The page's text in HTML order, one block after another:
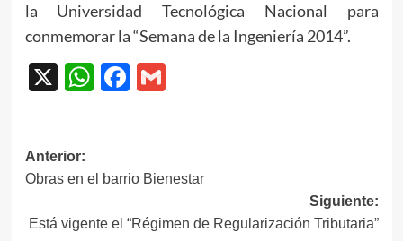
la Universidad Tecnológica Nacional para
conmemorar la “Semana de la Ingeniería 2014”.
X WhatsApp
Facebook
Gmail
Navegación
de
entradas
Anterior:
Obras en el barrio Bienestar
Siguiente:
Está vigente el “Régimen de Regularización Tributaria”